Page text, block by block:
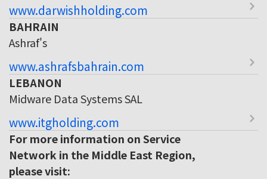
www.darwishholding.com
BAHRAIN
Ashraf's
www.ashrafsbahrain.com
LEBANON
Midware Data Systems SAL
www.itgholding.com
For more information on Service
Network in the Middle East Region,
please visit: